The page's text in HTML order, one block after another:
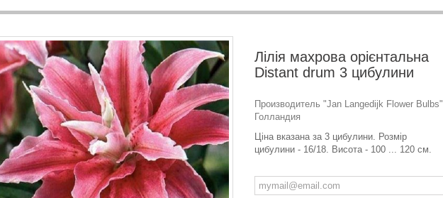
Лілія махрова орієнтальна
Distant drum 3 цибулини
Производитель "Jan Langedijk Flower Bulbs"
Голландия
Ціна вказана за 3 цибулини. Розмір
цибулини - 16/18. Висота - 100 ... 120 см.